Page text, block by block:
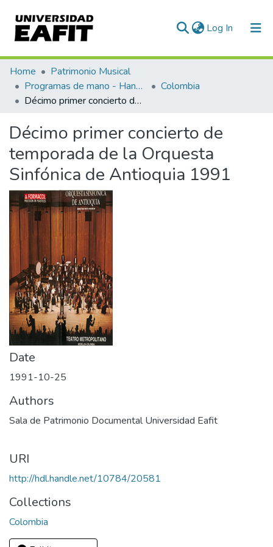
Log In (current)
Communities & Collections
All of DSpace
Home
Patrimonio Musical
Programas de mano - Hand programs
Colombia
Décimo primer concierto de temporada de la Orquesta Sinfónica de Antioquia 1991
Décimo primer concierto de
temporada de la Orquesta
Sinfónica de Antioquia 1991
Date
1991-10-25
Authors
Sala de Patrimonio Documental Universidad Eafit
URI
http://hdl.handle.net/10784/20581
Collections
Colombia